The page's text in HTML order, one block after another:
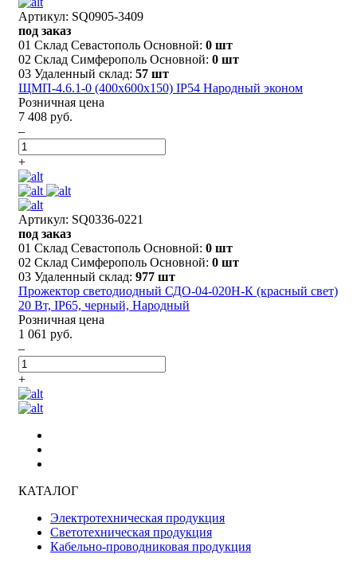
Артикул: SQ0905-3409
под заказ
01 Склад Севастополь Основной: 0 шт
02 Склад Симферополь Основной: 0 шт
03 Удаленный склад: 57 шт
ЩМП-4.6.1-0 (400х600х150) IP54 Народный эконом
Розничная цена
7 408 руб.
–
+
Артикул: SQ0336-0221
под заказ
01 Склад Севастополь Основной: 0 шт
02 Склад Симферополь Основной: 0 шт
03 Удаленный склад: 977 шт
Прожектор светодиодный СДО-04-020Н-К (красный свет)
20 Вт, IP65, черный, Народный
Розничная цена
1 061 руб.
–
+
КАТАЛОГ
Электротехническая продукция
Светотехническая продукция
Кабельно-проводниковая продукция